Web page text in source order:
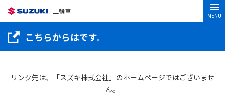
二輪車
MENU
こちらからはです。
リンク先は、「スズキ株式会社」のホームページではございませ
ん。